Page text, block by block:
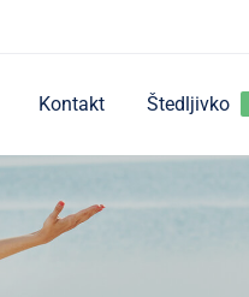
Kontakt Štedljivko